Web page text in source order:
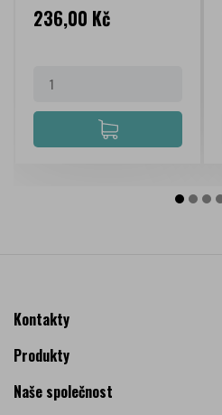
Cena
236,00 Kč
Kontakty
Produkty
Naše společnost